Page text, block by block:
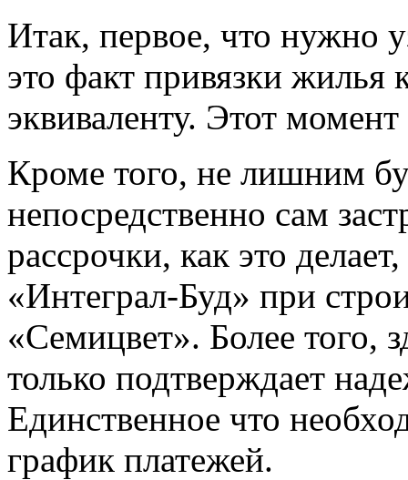
Итак, первое, что нужно
это факт привязки жилья
эквиваленту. Этот
Кроме того, не лишним
непосредственно сам
рассрочки, как это
«Интеграл-Буд» при
«Семицвет». Более того,
только подтверждает
Единственное что
график платежей.